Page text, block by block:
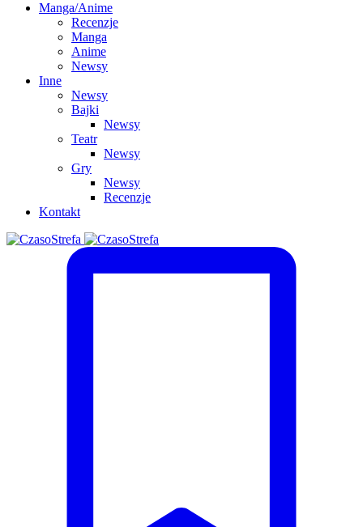
Manga/Anime
Recenzje
Manga
Anime
Newsy
Inne
Newsy
Bajki
Newsy
Teatr
Newsy
Gry
Newsy
Recenzje
Kontakt